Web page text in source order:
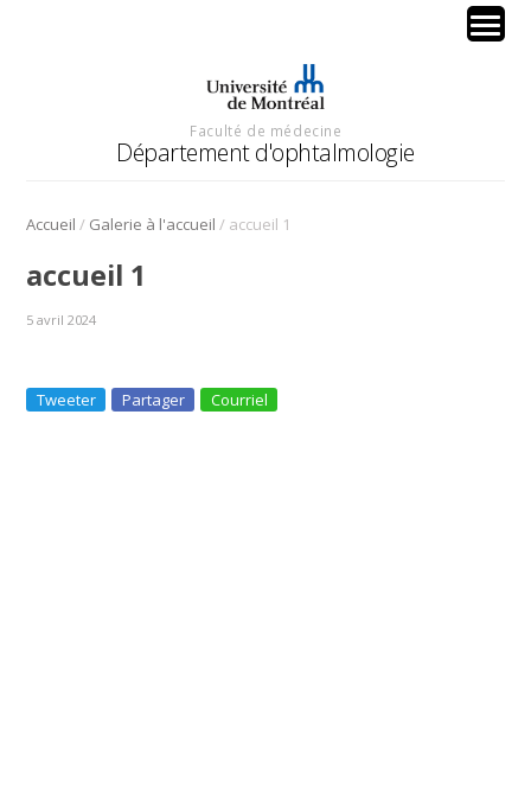
Faculté de médecine
Département d'ophtalmologie
Accueil / Galerie à l'accueil / accueil 1
accueil 1
5 avril 2024
Tweeter Partager Courriel